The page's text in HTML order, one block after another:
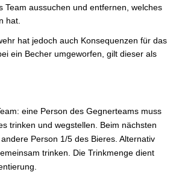
Team aussuchen und entfernen, welches
hat.
hat jedoch auch Konsequenzen für das
ein Becher umgeworfen, gilt dieser als
eine Person des Gegnerteams muss
trinken und wegstellen. Beim nächsten
Person 1/5 des Bieres. Alternativ
trinken. Die Trinkmenge dient